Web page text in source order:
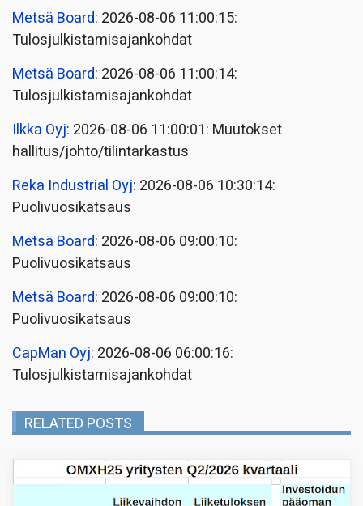
Metsä Board: 2026-08-06 11:00:15:
Tulosjulkistamisajankohdat
Metsä Board: 2026-08-06 11:00:14:
Tulosjulkistamisajankohdat
Ilkka Oyj: 2026-08-06 11:00:01: Muutokset
hallitus/johto/tilintarkastus
Reka Industrial Oyj: 2026-08-06 10:30:14:
Puolivuosikatsaus
Metsä Board: 2026-08-06 09:00:10:
Puolivuosikatsaus
Metsä Board: 2026-08-06 09:00:10:
Puolivuosikatsaus
CapMan Oyj: 2026-08-06 06:00:16:
Tulosjulkistamisajankohdat
RELATED POSTS